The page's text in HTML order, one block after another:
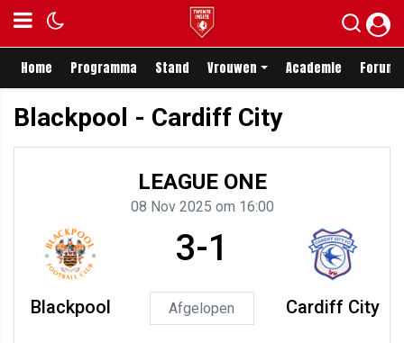
Home Programma Stand Vrouwen Academie Forum
Blackpool - Cardiff City
LEAGUE ONE
08 Nov 2025 om 16:00
Blackpool
3-1
Afgelopen Cardiff City